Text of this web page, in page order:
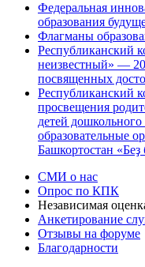
Федеральная
образования
Флагманы
Республиканский
неизвестный» —
посвященных
Республиканский
просвещения
детей
образовательные
Башкортостан
СМИ о нас
Опрос по КПК
Независимая
Анкетирование
Отзывы на форуме
Благодарности